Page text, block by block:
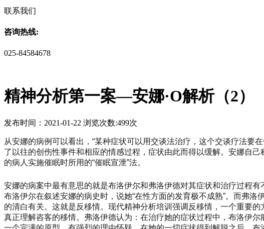
联系我们
咨询热线:
025-84584678
精神分析第一案—安娜·O解析（2）
发布时间：2021-01-22 浏览次数:499次
从安娜的病例可以看出， “某种症状可以用交谈法治疗，这个交谈疗法要
了以往的创伤性事件和相应的情感过程，症状由此而得以缓解。安娜自己
的病人实施催眠时所用的“催眠宣泄”法。
安娜的病案中最有意思的就是布洛伊尔和弗洛伊德对其症状和治疗过程
布洛伊尔在叙述安娜的病史时，说她“在性方面的发育极不成熟”。而弗
的清白有关。这就是反移情。现代精神分析培训强调反移情，一个重要
真正理解咨客的移情。弗洛伊德认为：在治疗她的症状过程中，布洛伊尔